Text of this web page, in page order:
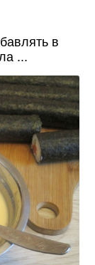
в
...